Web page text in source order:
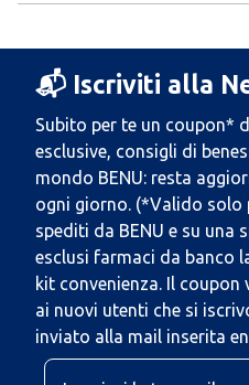
📬 Iscriviti alla
Subito per te un coupon*
esclusive, consigli di
mondo BENU: resta
ogni giorno. (*Valido
spediti da BENU e su una
esclusi farmaci da banco
kit convenienza. Il
ai nuovi utenti che si
inviato alla mail inserita